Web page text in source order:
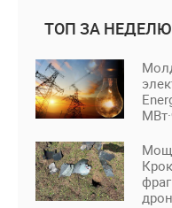
ТОП ЗА НЕДЕЛЮ